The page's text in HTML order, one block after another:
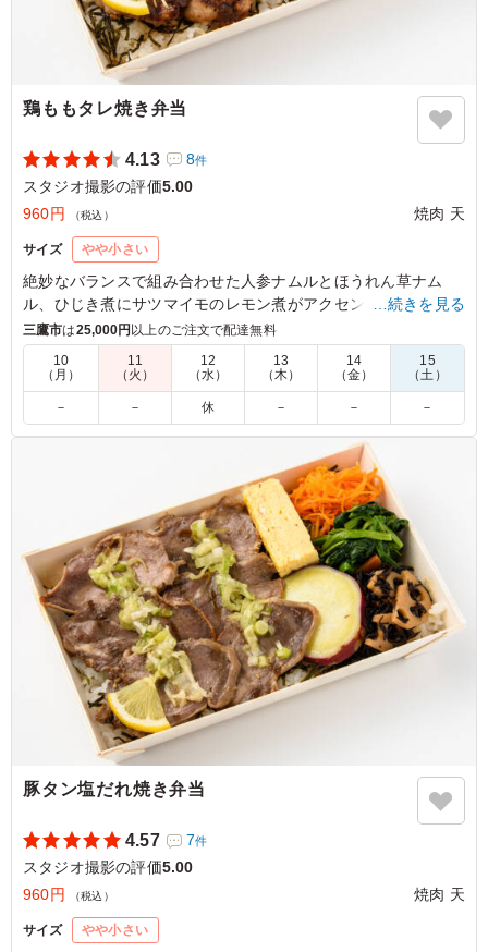
鶏ももタレ焼き弁当
4.13 8件
スタジオ撮影の評価5.00
960円
（税込） 焼肉 天
サイズ やや小さい
絶妙なバランスで組み合わせた人参ナムルとほうれん草ナム
ル、ひじき煮にサツマイモのレモン煮がアクセント。しかし、
主役は迷うことなく鶏もものタレ焼き。ジューシーな鶏ももに
絡む甘辛のタレが、まさに絶品。ロケやイベントなど軽めのシ
ーンにちょうど良い一品。
5.0
ジューシーな鶏もも肉に、焼肉屋さんならではの濃厚な秘
伝タレがしっかり絡んで最高！炭火の香ばしさも感じられ
て、とにかく白米が止まらなくなります。ボリュームも大
満足で、また絶対リピートします！
ご利用シーン：ロケ・撮影›スタジオ撮影
東京都世田谷区野沢2026/06/15
…続きを見る
三鷹市は25,000円以上のご注文で配達無料
10
（月）
11
（火）
12
（水）
13
（木）
14
（金）
15
（土）
－ － 休 － － －
豚タン塩だれ焼き弁当
4.57 7件
スタジオ撮影の評価5.00
960円
（税込） 焼肉 天
サイズ やや小さい